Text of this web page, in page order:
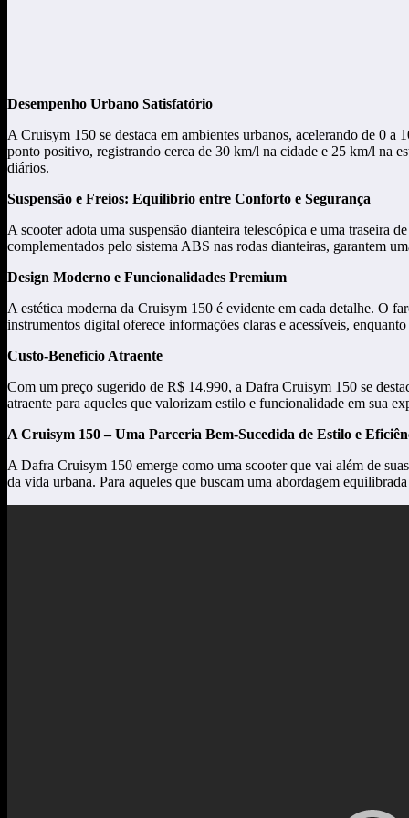
Desempenho Urbano Satisfatório
A Cruisym 150 se destaca em ambientes urbanos, acelerando de 0
ponto positivo, registrando cerca de 30 km/l na cidade e 25 km/l na
diários.
Suspensão e Freios: Equilíbrio entre Conforto e Segurança
A scooter adota uma suspensão dianteira telescópica e uma traseira
complementados pelo sistema ABS nas rodas dianteiras, garantem
Design Moderno e Funcionalidades Premium
A estética moderna da Cruisym 150 é evidente em cada detalhe. O
instrumentos digital oferece informações claras e acessíveis,
Custo-Benefício Atraente
Com um preço sugerido de R$ 14.990, a Dafra Cruisym 150 se
atraente para aqueles que valorizam estilo e funcionalidade em sua
A Cruisym 150 – Uma Parceria Bem-Sucedida de Estilo e
A Dafra Cruisym 150 emerge como uma scooter que vai além de
da vida urbana. Para aqueles que buscam uma abordagem